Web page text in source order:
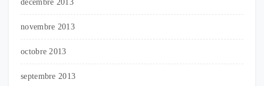
décembre 2013
novembre 2013
octobre 2013
septembre 2013